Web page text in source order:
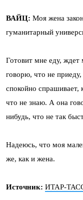
ВАЙЦ: Моя жена
гуманитарный
Готовит мне еду, ждет
говорю, что не
спокойно спрашивает,
что не знаю. А она
нибудь, что не так
Надеюсь, что моя
же, как и жена.
Источник: ИТАР-